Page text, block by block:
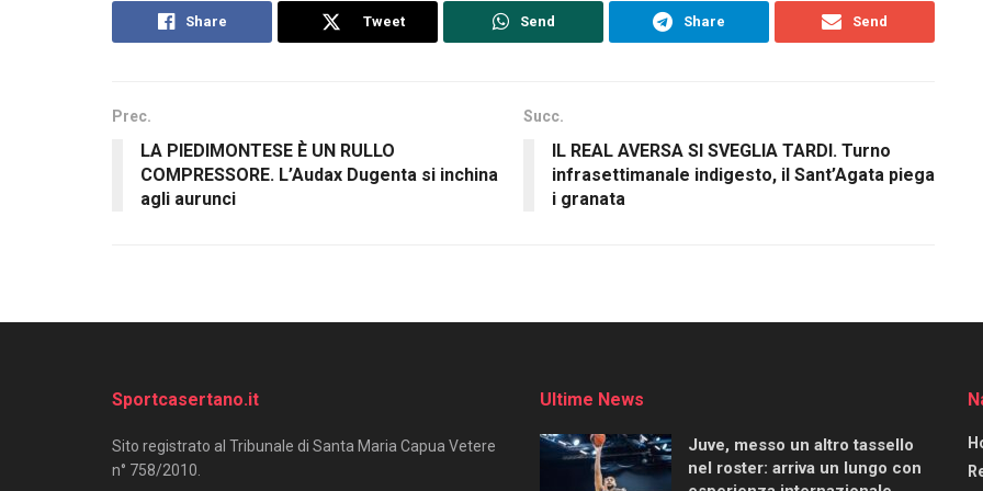
Share Tweet Send Share Send
Prec.
LA PIEDIMONTESE È UN RULLO
COMPRESSORE. L’Audax Dugenta si inchina
agli aurunci
Succ.
IL REAL AVERSA SI SVEGLIA TARDI. Turno
infrasettimanale indigesto, il Sant’Agata piega
i granata
Sportcasertano.it
Sito registrato al Tribunale di Santa Maria Capua Vetere
n° 758/2010.
Ultime News
Juve, messo un altro tassello
nel roster: arriva un lungo con